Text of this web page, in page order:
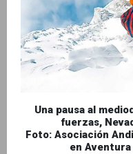
Una pausa al
fuerzas,
Foto: Asociación
en Aventura